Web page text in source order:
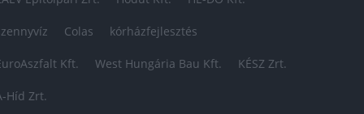
Colas kórházfejlesztés
Kft. West Hungária Bau Kft. KÉSZ Zrt.
Híd Zrt.